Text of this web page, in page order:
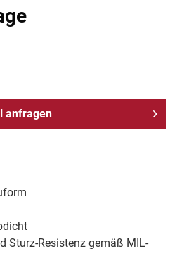
anfragen
Sturz-Resistenz gemäß MIL-